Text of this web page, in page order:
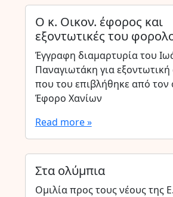
Ο κ. Οικον. έφορος και
εξοντωτικές του
Έγγραφη διαμαρτυρία του
Παναγιωτάκη για
που του επιβλήθηκε από τον
Έφορο Χανίων
Read more »
Στα ολύμπια
Ομιλία προς τους νέους της